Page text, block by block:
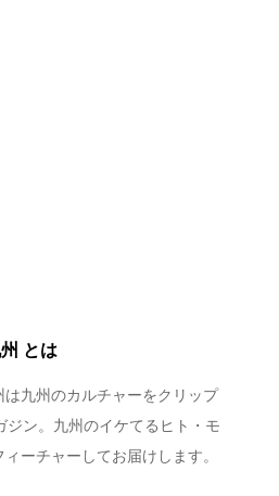
とは
は九州のカルチャーをクリップ
ジン。九州のイケてるヒト・モ
ィーチャーしてお届けします。